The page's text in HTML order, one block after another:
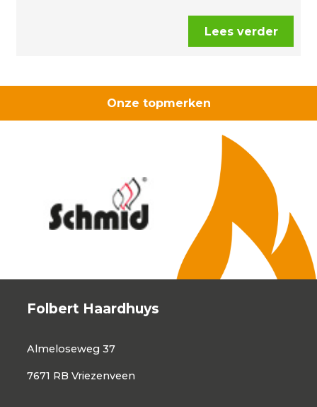
Lees verder
Onze topmerken
Folbert Haardhuys
Almeloseweg 37
7671 RB Vriezenveen